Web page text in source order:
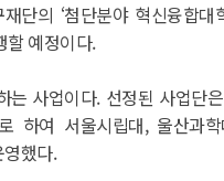
의 ‘첨단분야 혁신융합
할 예정이다.
사업이다. 선정된 사업단
하여 서울시립대, 울산과
했다.